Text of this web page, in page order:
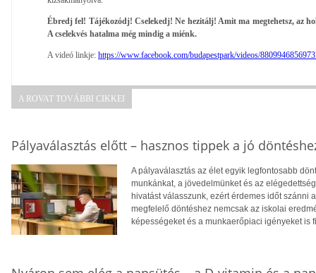
Ébredj fel! Tájékozódj! Cselekedj! Ne hezitálj! Amit ma megtehetsz, az
A cselekvés hatalma még mindig a miénk.
A videó linkje: https://www.facebook.com/budapestpark/videos/
A ROVAT TOVÁBBI CIKKEI
Pályaválasztás előtt – hasznos tippek a jó
A pályaválasztás az élet egyik legfontosabb
munkánkat, a jövedelmünket és az
hivatást válasszunk, ezért érdemes időt szánni
megfelelő döntéshez nemcsak az iskolai
képességeket és a munkaerőpiaci igényeket is